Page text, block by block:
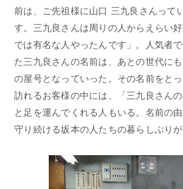
前は、ご先祖様に山口 三九良さんって
す。三九良さんは周りの人からえらい
では有名な人やったんです」。人気者
た三九良さんの名前は、あとの世代に
の屋号となっていった。その名前をと
訪れるお客様の中には、「三九良さん
と足を運んでくれる人もいる。名前の
守り続ける坂本の人たちの暮らしぶり